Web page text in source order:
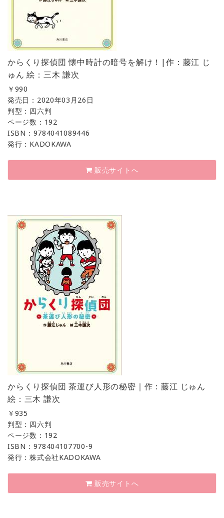
からくり探偵団 懐中時計の暗号を解け！|作：藤江 じ
ゅん 絵：三木 謙次
￥ 990
発売日：2020年03月26日
判型：四六判
ページ数：192
ISBN：9784041089446
発行：KADOKAWA
販売サイトへ
からくり探偵団 茶運び人形の秘密｜作：藤江 じゅん
絵：三木 謙次
￥ 935
判型：四六判
ページ数：192
ISBN：978404107700-9
発行：株式会社KADOKAWA
販売サイトへ